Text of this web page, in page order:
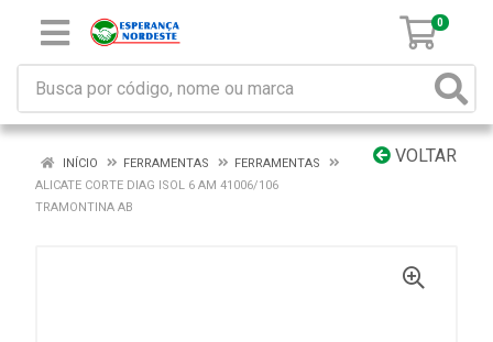
0
VOLTAR
INÍCIO FERRAMENTAS
FERRAMENTAS
ALICATE CORTE DIAG ISOL 6 AM 41006/106
TRAMONTINA AB